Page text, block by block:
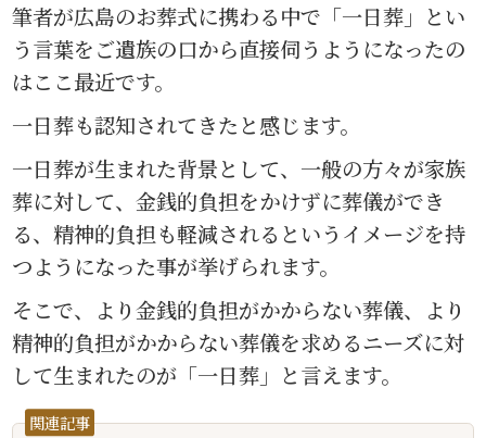
筆者が広島のお葬式に携わる中で「一日葬」とい
う言葉をご遺族の口から直接伺うようになったの
はここ最近です。
一日葬も認知されてきたと感じます。
一日葬が生まれた背景として、一般の方々が家族
葬に対して、金銭的負担をかけずに葬儀ができ
る、精神的負担も軽減されるというイメージを持
つようになった事が挙げられます。
そこで、より金銭的負担がかからない葬儀、より
精神的負担がかからない葬儀を求めるニーズに対
して生まれたのが「一日葬」と言えます。
関連記事